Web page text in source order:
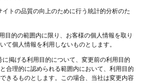
イトの品質の向上のために行う統計的分析のた
目的の範囲内に限り、お客様の個人情報を取り
て個人情報を利用しないものとします。
に掲げる利用目的について、変更前の利用目的
合理的に認められる範囲内において、利用目的
きるものとします。この場合、当社は変更内容